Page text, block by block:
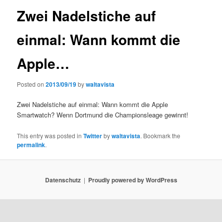
Zwei Nadelstiche auf
einmal: Wann kommt die
Apple…
Posted on2013/09/19bywaltavista
Zwei Nadelstiche auf einmal: Wann kommt die Apple
Smartwatch? Wenn Dortmund die Championsleage gewinnt!
This entry was posted inTwitterbywaltavista. Bookmark the
permalink.
Datenschutz Proudly powered by WordPress